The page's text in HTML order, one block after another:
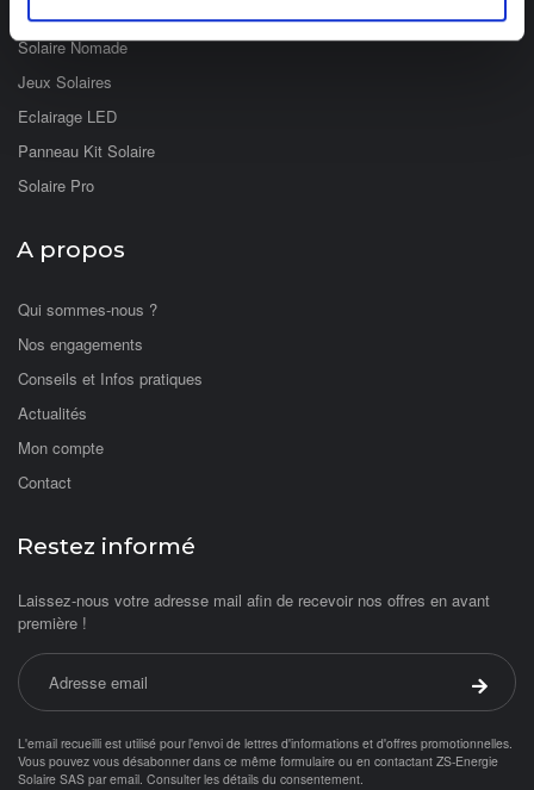
Solaire Nomade
Jeux Solaires
Eclairage LED
Panneau Kit Solaire
Solaire Pro
A propos
Qui sommes-nous ?
Nos engagements
Conseils et Infos pratiques
Actualités
Mon compte
Contact
Restez informé
Laissez-nous votre adresse mail afin de recevoir nos offres en avant
première !
Adresse email
Valider
L'email recueilli est utilisé pour l'envoi de lettres d'informations et d'offres promotionnelles.
Vous pouvez vous désabonner dans ce même formulaire ou en contactant ZS-Energie
Solaire SAS paremail Consulter les détails du consentement.